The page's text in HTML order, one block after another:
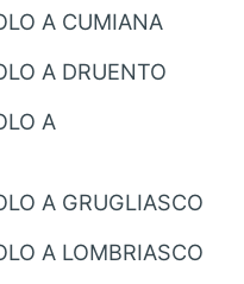
A CUMIANA
A DRUENTO
A
A GRUGLIASCO
A LOMBRIASCO